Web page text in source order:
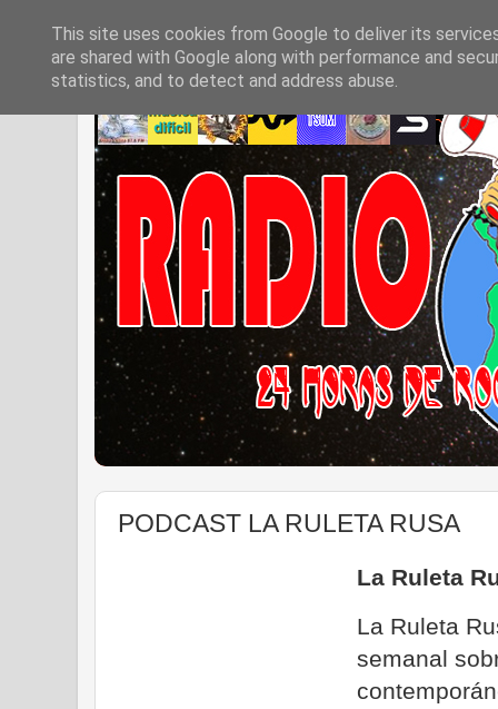
PODCAST LA RULETA RUSA
La Ruleta
La Ruleta
semanal
This site uses cookies from Google to deliver its
are shared with Google along with performance and
statistics, and to detect and address abuse.